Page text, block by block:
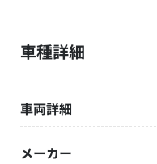
車種詳細
車両詳細
メーカー